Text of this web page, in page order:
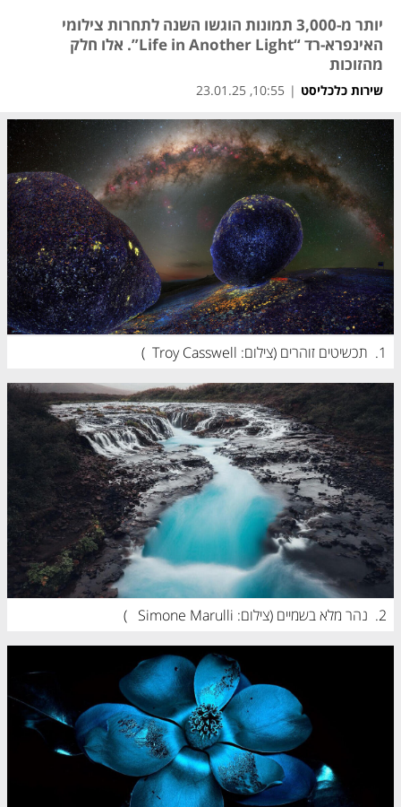
יותר מ-3,000 תמונות הוגשו השנה לתחרות צילומי
האינפרא-רד “Life in Another Light”. אלו חלק
מהזוכות
שירות כלכליסט |
10:55, 23.01.25
1. תכשיטים זוהרים (צילום: Troy Casswell )
2. נהר מלא בשמיים (צילום: Simone Marulli )